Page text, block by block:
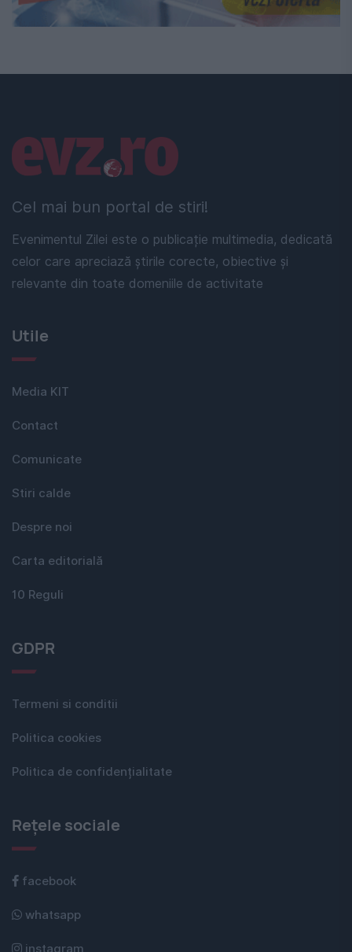
Cel mai bun portal de stiri!
Evenimentul Zilei este o publicație multimedia, dedicată
celor care apreciază știrile corecte, obiective și
relevante din toate domeniile de activitate
Linkuri utile
Utile
Media KIT
Contact
Comunicate
Stiri calde
Despre noi
Carta editorială
10 Reguli
GDPR
Termeni si conditii
Politica cookies
Politica de confidențialitate
Rețele sociale
facebook
whatsapp
instagram